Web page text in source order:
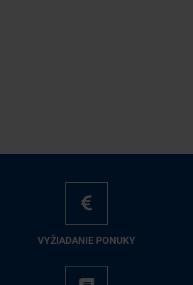
VY­ŽIA­DA­NIE PO­NU­KY